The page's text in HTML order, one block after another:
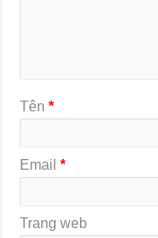
Tên*
Email*
Trang web